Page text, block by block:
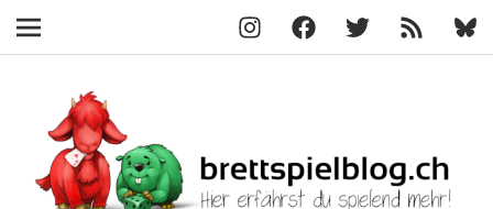
InstagramFacebook
X
RSS-
Feed
Navigation
springen